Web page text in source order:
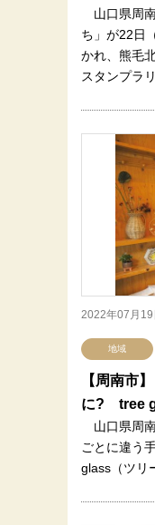
山口県周
ち」が22日
かれ、熊毛
スタンプラリ
2022年07月19
地域
【周南市
に? tree
山口県周
ごとに違う
glass（ツリ